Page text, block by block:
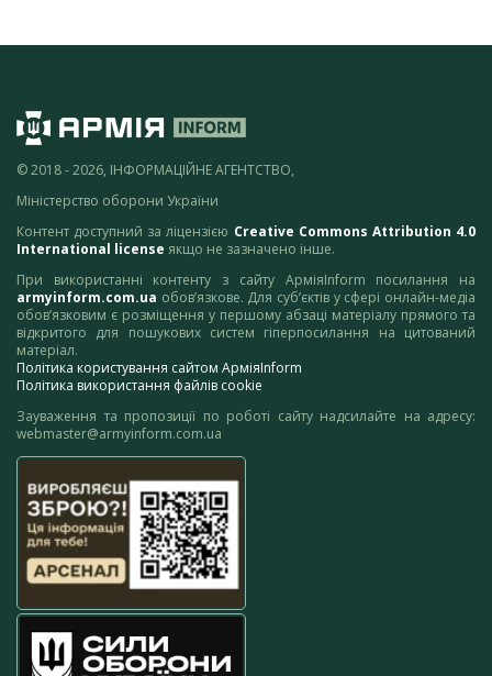
© 2018 - 2026, ІНФОРМАЦІЙНЕ АГЕНТСТВО,
Міністерство оборони України
Контент доступний за ліцензією Creative Commons Attribution 4.0
International license якщо не зазначено інше.
При використанні контенту з сайту АрміяInform посилання на
armyinform.com.ua обов’язкове. Для суб’єктів у сфері онлайн-медіа
обов’язковим є розміщення у першому абзаці матеріалу прямого та
відкритого для пошукових систем гіперпосилання на цитований
матеріал.
Політика користування сайтом АрміяInform
Політика використання файлів cookie
Зауваження та пропозиції по роботі сайту надсилайте на адресу:
webmaster@armyinform.com.ua